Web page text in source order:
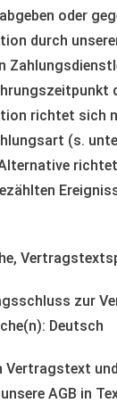
oder
durch
richtet sich
(s.
zur
Deutsch
Vertragstext
AGB in